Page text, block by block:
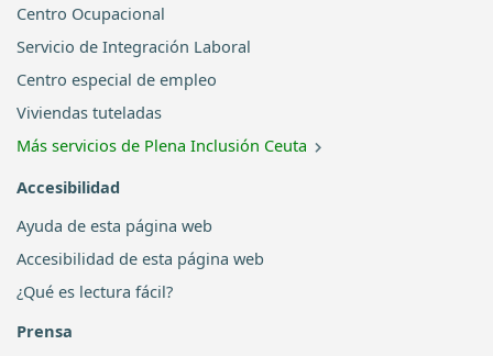
Centro Ocupacional
Servicio de Integración Laboral
Centro especial de empleo
Viviendas tuteladas
Más servicios de Plena Inclusión Ceuta
Accesibilidad
Ayuda de esta página web
Accesibilidad de esta página web
¿Qué es lectura fácil?
Prensa